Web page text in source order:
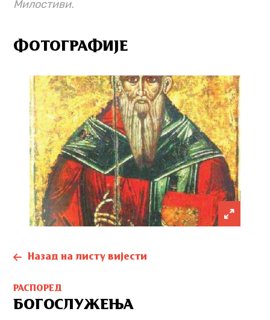
Милостиви.
ФОТОГРАФИЈЕ
Назад на листу вијести
РАСПОРЕД
БОГОСЛУЖЕЊА